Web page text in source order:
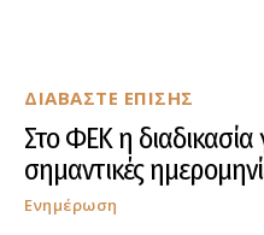
ΔΙΑΒΑΣΤΕ ΕΠΙΣΗΣ
Στο ΦΕΚ η διαδικασία
σημαντικές
Ενημέρωση